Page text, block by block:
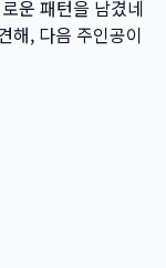
운 패턴을 남겼네
해, 다음 주인공이